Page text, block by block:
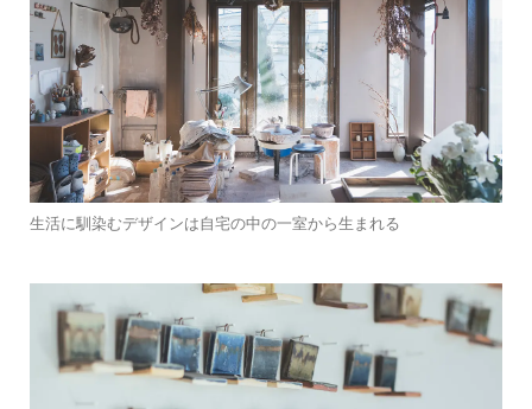
生活に馴染むデザインは自宅の中の一室から生まれる